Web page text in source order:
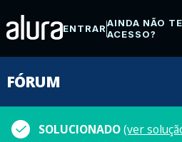
ENTRARAINDA NÃO
ACESSO?
FÓRUM
SOLUCIONADO(ver